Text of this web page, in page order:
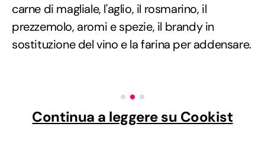
carne di magliale, l'aglio, il rosmarino, il
prezzemolo, aromi e spezie, il brandy in
sostituzione del vino e la farina per addensare.
Continua a leggere su Cookist